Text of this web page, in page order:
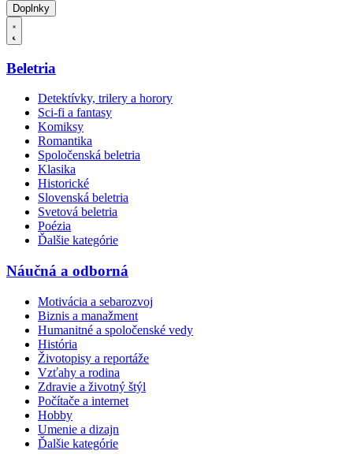
Doplnky
Beletria
Detektívky, trilery a horory
Sci-fi a fantasy
Komiksy
Romantika
Spoločenská beletria
Klasika
Historické
Slovenská beletria
Svetová beletria
Poézia
Ďalšie kategórie
Náučná a odborná
Motivácia a sebarozvoj
Biznis a manažment
Humanitné a spoločenské vedy
História
Životopisy a reportáže
Vzťahy a rodina
Zdravie a životný štýl
Počítače a internet
Hobby
Umenie a dizajn
Ďalšie kategórie